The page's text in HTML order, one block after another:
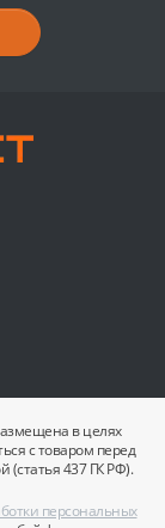
в целях
с товаром перед
(статья 437 ГК РФ).
персональных